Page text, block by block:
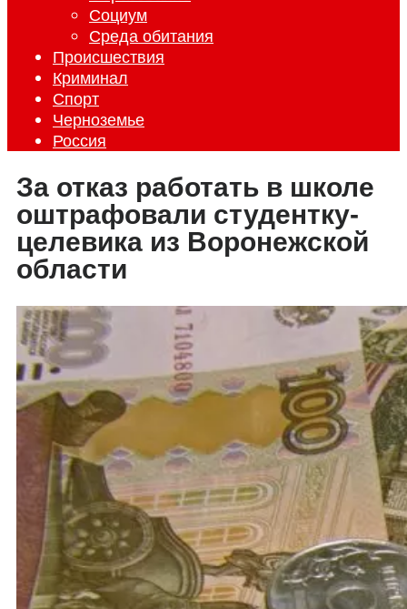
Социум
Среда обитания
Происшествия
Криминал
Спорт
Черноземье
Россия
За отказ работать в школе
оштрафовали студентку-
целевика из Воронежской
области